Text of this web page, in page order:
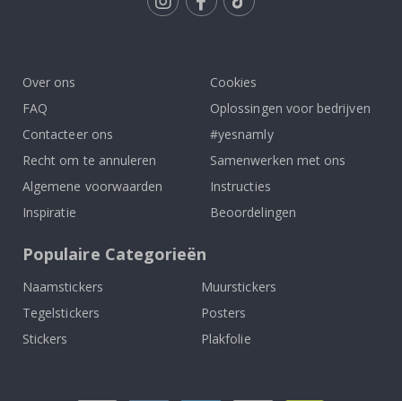
Over ons
FAQ
Contacteer ons
Recht om te annuleren
Algemene voorwaarden
Inspiratie
Cookies
Oplossingen voor bedrijven
#yesnamly
Samenwerken met ons
Instructies
Beoordelingen
Populaire Categorieën
Naamstickers
Muurstickers
Tegelstickers
Posters
Stickers
Plakfolie